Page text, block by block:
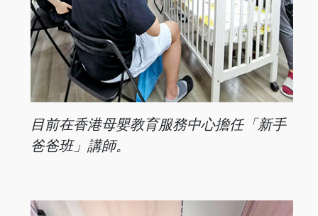
目前在香港母嬰教育服務中心擔任「新手
爸爸班」講師。